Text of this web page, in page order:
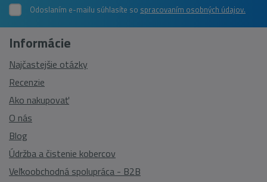
Odoslaním e-mailu súhlasíte so spracovaním osobných údajov.
Informácie
Najčastejšie otázky
Recenzie
Ako nakupovať
O nás
Blog
Údržba a čistenie kobercov
Veľkoobchodná spolupráca - B2B